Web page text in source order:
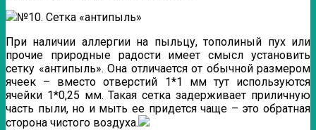
№10. Сетка «антипыль»
При наличии аллергии на пыльцу, тополиный пух или
прочие природные радости имеет смысл установить
сетку «антипыль». Она отличается от обычной размером
ячеек – вместо отверстий 1*1 мм тут используются
ячейки 1*0,25 мм. Такая сетка задерживает приличную
часть пыли, но и мыть ее придется чаще – это обратная
сторона чистого воздуха.